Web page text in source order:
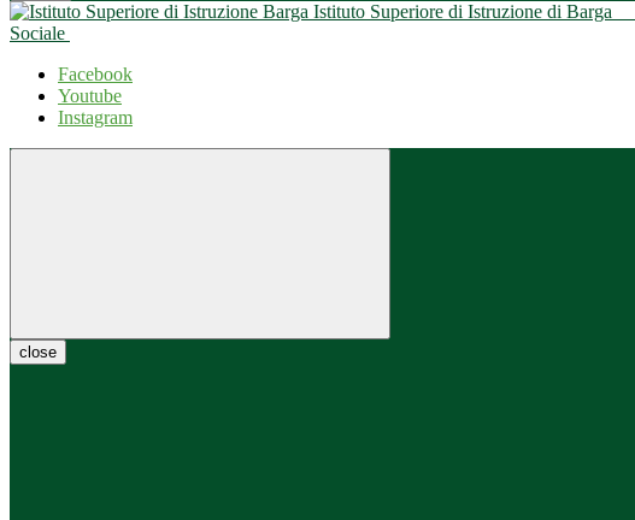
Istituto Superiore di Istruzione di Barga
Sociale
Facebook
Youtube
Instagram
close